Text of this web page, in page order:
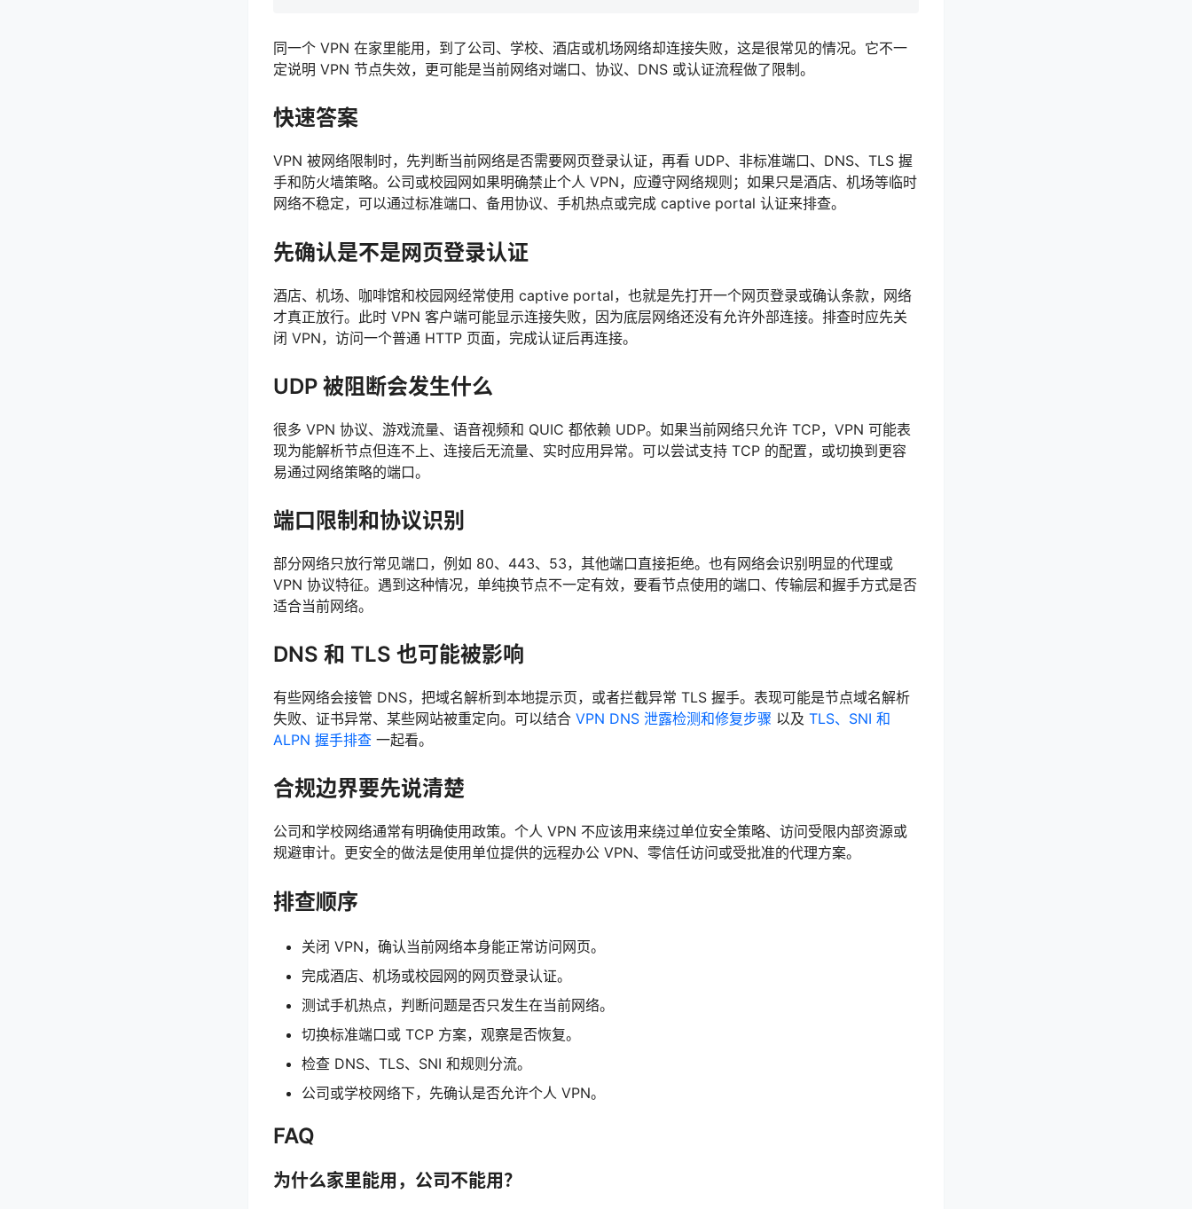
同一个 VPN 在家里能用，到了公司、学校、酒店或机场网络却连接失败，这是很常见的情况。它不一
定说明 VPN 节点失效，更可能是当前网络对端口、协议、DNS 或认证流程做了限制。
快速答案
VPN 被网络限制时，先判断当前网络是否需要网页登录认证，再看 UDP、非标准端口、DNS、TLS 握
手和防火墙策略。公司或校园网如果明确禁止个人 VPN，应遵守网络规则；如果只是酒店、机场等临时
网络不稳定，可以通过标准端口、备用协议、手机热点或完成 captive portal 认证来排查。
先确认是不是网页登录认证
酒店、机场、咖啡馆和校园网经常使用 captive portal，也就是先打开一个网页登录或确认条款，网络
才真正放行。此时 VPN 客户端可能显示连接失败，因为底层网络还没有允许外部连接。排查时应先关
闭 VPN，访问一个普通 HTTP 页面，完成认证后再连接。
UDP 被阻断会发生什么
很多 VPN 协议、游戏流量、语音视频和 QUIC 都依赖 UDP。如果当前网络只允许 TCP，VPN 可能表
现为能解析节点但连不上、连接后无流量、实时应用异常。可以尝试支持 TCP 的配置，或切换到更容
易通过网络策略的端口。
端口限制和协议识别
部分网络只放行常见端口，例如 80、443、53，其他端口直接拒绝。也有网络会识别明显的代理或
VPN 协议特征。遇到这种情况，单纯换节点不一定有效，要看节点使用的端口、传输层和握手方式是否
适合当前网络。
DNS 和 TLS 也可能被影响
有些网络会接管 DNS，把域名解析到本地提示页，或者拦截异常 TLS 握手。表现可能是节点域名解析
失败、证书异常、某些网站被重定向。可以结合 VPN DNS 泄露检测和修复步骤 以及 TLS、SNI 和
ALPN 握手排查 一起看。
合规边界要先说清楚
公司和学校网络通常有明确使用政策。个人 VPN 不应该用来绕过单位安全策略、访问受限内部资源或
规避审计。更安全的做法是使用单位提供的远程办公 VPN、零信任访问或受批准的代理方案。
排查顺序
关闭 VPN，确认当前网络本身能正常访问网页。
完成酒店、机场或校园网的网页登录认证。
测试手机热点，判断问题是否只发生在当前网络。
切换标准端口或 TCP 方案，观察是否恢复。
检查 DNS、TLS、SNI 和规则分流。
公司或学校网络下，先确认是否允许个人 VPN。
FAQ
为什么家里能用，公司不能用？